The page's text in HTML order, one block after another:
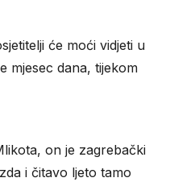
će moći vidjeti u
mjesec dana, tijekom
on je zagrebački
i čitavo ljeto tamo